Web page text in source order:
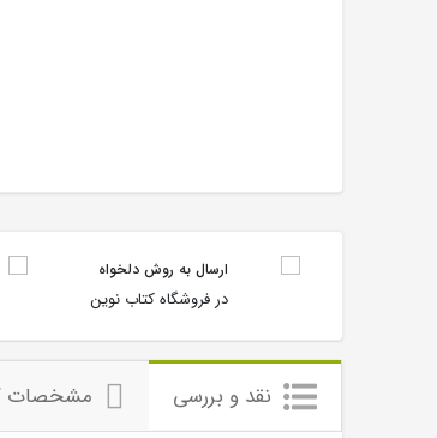
ارسال به روش دلخواه
در فروشگاه کتاب نوین
نقد و بررسی مشخصات